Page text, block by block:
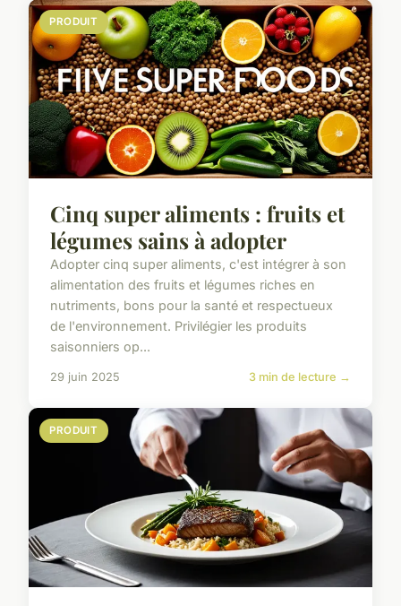
PRODUIT
Cinq super aliments : fruits et
légumes sains à adopter
Adopter cinq super aliments, c'est intégrer à son
alimentation des fruits et légumes riches en
nutriments, bons pour la santé et respectueux
de l'environnement. Privilégier les produits
saisonniers op...
29 juin 2025 3 min de lecture →
PRODUIT